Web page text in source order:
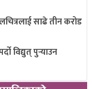
साढे तीन करोड
विद्युत् पुर्‍याउन